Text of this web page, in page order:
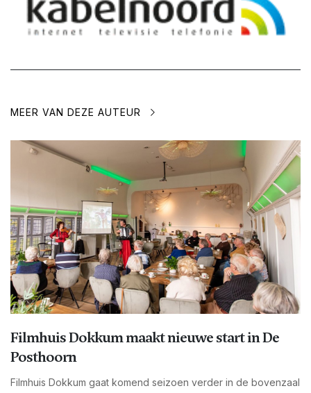
MEER VAN DEZE AUTEUR
Filmhuis Dokkum maakt nieuwe start in De
Posthoorn
Filmhuis Dokkum gaat komend seizoen verder in de bovenzaal